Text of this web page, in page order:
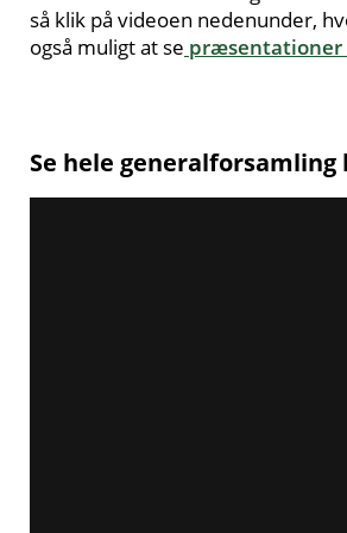
så klik på videoen nedenunder,
også muligt at se præsentationer
Se hele generalforsamling